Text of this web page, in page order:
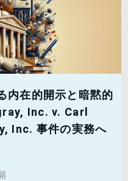
内在的開示と暗黙的
Inc. v. Carl
Inc. 事件の実務へ